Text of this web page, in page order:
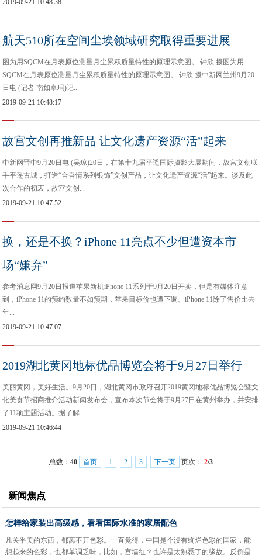
2019-09-21 10:48:38
航天510所在空间尘埃领域研究取得重要进展
图为用SQCM在月表原位测量月尘累积质量特性的原理示意图。 钟欣 摄图为用
SQCM在月表原位测量月尘累积质量特性的原理示意图。 钟欣 摄中新网兰州9月20
日电 (记者 南如卓玛)记...
2019-09-21 10:48:17
故宫文创再推新品 让文化遗产资源“活”起来
中新网晋中9月20日电 (吴琼)20日，在第十九届平遥国际摄影大展期间，故宫文创联
手平遥古城，打造“合吾情系列银饰”文创产品，让文化遗产资源“活”起来。谈及此
次合作的初衷，故宫文创...
2019-09-21 10:47:52
换，还是不换？iPhone 11亮点不少但遭资本市
场“嫌弃”
参考消息网9月20日报道苹果新机iPhone 11系列于9月20日开卖，但是有媒体注意
到，iPhone 11的预约数量不如预期，苹果目标价也遭下调。iPhone 11除了售价比去
年...
2019-09-21 10:47:07
2019湖北黄冈地标优品博览会将于9月27日举行
美丽黄冈，美好生活。9月20日，湖北黄冈市政府召开2019黄冈地标优品博览会暨文
化美食节招商推介活动新闻发布会，宣布本次节会将于9月27日在黄州举办，并安排
了11项主题活动。据了解...
2019-09-21 10:46:44
总数： 40 首页 1 2 3 下一页 页次： 2/3
新闻焦点
怎样给家装出高级感，看看国际水准的家居配色
凡关乎美的东西，都离不开色彩。一直觉得，中国是个没有绚烂色彩的国家，能
想起来的色彩，也都单调乏味，比如，宫墙红？也许是太熟悉了的缘故。反倒是